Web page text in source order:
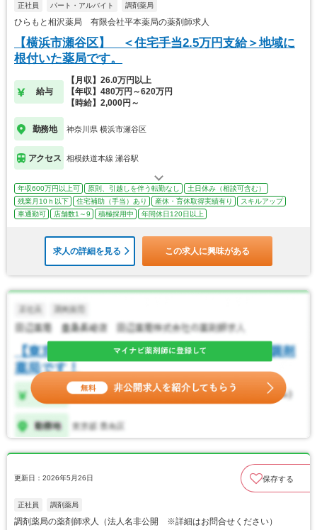
正社員 パート・アルバイト 調剤薬局
ひらもと相沢薬局 有限会社平本薬局の薬剤師求人
【横浜市瀬谷区】 ＜住宅手当2.5万円支給＞地域に
根付いた薬局です。
給与
【月収】26.0万円以上
【年収】480万円～620万円
【時給】2,000円～
勤務地 神奈川県 横浜市瀬谷区
アクセス 相模鉄道本線 瀬谷駅
年収600万円以上可 原則、引越しを伴う転勤なし
土日休み（相談可含む）
残業月10ｈ以下
住宅補助（手当）あり 産休・育休取得実績有り
スキルアップ
車通勤可
店舗数1～9 積極採用中 年間休日120日以上
求人の詳細を見る この求人に興味がある
更新日：2026年5月26日 保存する
正社員 調剤薬局
調剤薬局の薬剤師求人（法人名非公開 ※詳細はお問合せください）